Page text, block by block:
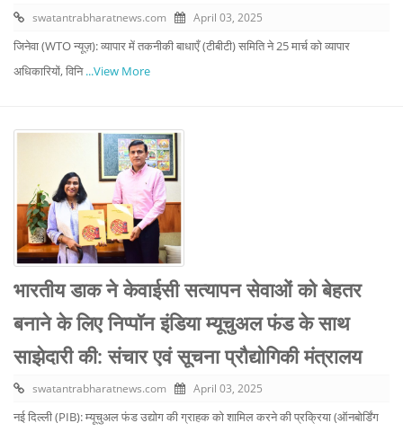
swatantrabharatnews.com April 03, 2025
जिनेवा (WTO न्यूज़): व्यापार में तकनीकी बाधाएँ (टीबीटी) समिति ने 25 मार्च को व्यापार
अधिकारियों, विनि...View More
भारतीय डाक ने केवाईसी सत्यापन सेवाओं को बेहतर
बनाने के लिए निप्पॉन इंडिया म्यूचुअल फंड के साथ
साझेदारी की: संचार एवं सूचना प्रौद्योगिकी मंत्रालय
swatantrabharatnews.com April 03, 2025
नई दिल्ली (PIB): म्यूचुअल फंड उद्योग की ग्राहक को शामिल करने की प्रक्रिया (ऑनबोर्डिंग